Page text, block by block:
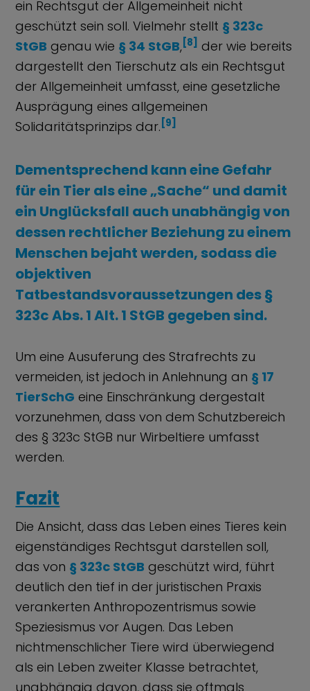
ein Rechtsgut der Allgemeinheit nicht
geschützt sein soll. Vielmehr stellt § 323c
StGB genau wie § 34 StGB, [8] der wie bereits
dargestellt den Tierschutz als ein Rechtsgut
der Allgemeinheit umfasst, eine gesetzliche
Ausprägung eines allgemeinen
Solidaritätsprinzips dar. [9]
Dementsprechend kann eine Gefahr
für ein Tier als eine „Sache“ und damit
ein Unglücksfall auch unabhängig von
dessen rechtlicher Beziehung zu einem
Menschen bejaht werden, sodass die
objektiven
Tatbestandsvoraussetzungen des§
323c Abs. 1 Alt. 1 StGB gegeben sind.
Um eine Ausuferung des Strafrechts zu
vermeiden, ist jedoch in Anlehnung an § 17
TierSchG eine Einschränkung dergestalt
vorzunehmen, dass von dem Schutzbereich
des § 323c StGB nur Wirbeltiere umfasst
werden.
Fazit
Die Ansicht, dass das Leben eines Tieres kein
eigenständiges Rechtsgut darstellen soll,
das von § 323c StGB geschützt wird, führt
deutlich den tief in der juristischen Praxis
verankerten Anthropozentrismus sowie
Speziesismus vor Augen. Das Leben
nichtmenschlicher Tiere wird überwiegend
als ein Leben zweiter Klasse betrachtet,
unabhängig davon, dass sie oftmals